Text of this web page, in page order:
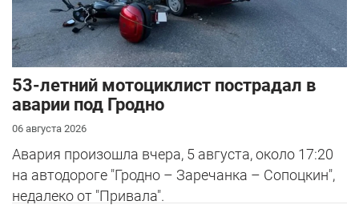
53-летний мотоциклист пострадал в
аварии под Гродно
06 августа 2026
Авария произошла вчера, 5 августа, около 17:20
на автодороге "Гродно – Заречанка – Сопоцкин",
недалеко от "Привала".